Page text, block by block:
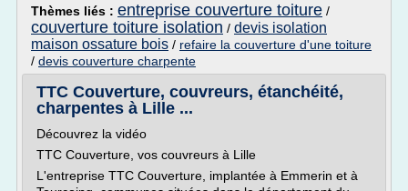
Thèmes liés : entreprise couverture toiture /
couverture toiture isolation / devis isolation
maison ossature bois / refaire la couverture d'une toiture
/ devis couverture charpente
TTC Couverture, couvreurs, étanchéité,
charpentes à Lille ...
Découvrez la vidéo
TTC Couverture, vos couvreurs à Lille
L'entreprise TTC Couverture, implantée à Emmerin et à